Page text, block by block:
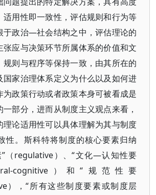
适用性即一致性，评估规则和行为等
于政治—社会结构之中，评估理论的
张应与决策环节所属体系的价值和文
规则与程序等保持一致，由其所在的
国家治理体系定义为什么以及如何进
为政策行动或者政策本身可被看成是
部分，进而从制度主义观点来看，
理论适用性可以具体理解为其与制度
性。斯科特将制度的核心要素归纳
”（regulative）、“文化—认知性要
cognitive）和“规范性要
），“所有这些制度要素或制度层